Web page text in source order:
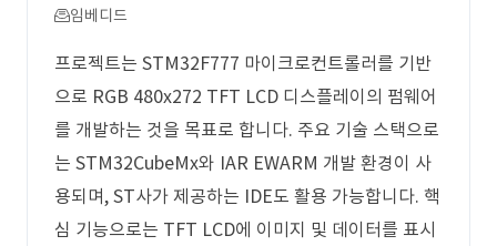
임베디드
프로젝트는 STM32F777 마이크로컨트롤러를 기반
으로 RGB 480x272 TFT LCD 디스플레이의 펌웨어
를 개발하는 것을 목표로 합니다. 주요 기술 스택으로
는 STM32CubeMx와 IAR EWARM 개발 환경이 사
용되며, ST사가 제공하는 IDE도 활용 가능합니다. 핵
심 기능으로는 TFT LCD에 이미지 및 데이터를 표시